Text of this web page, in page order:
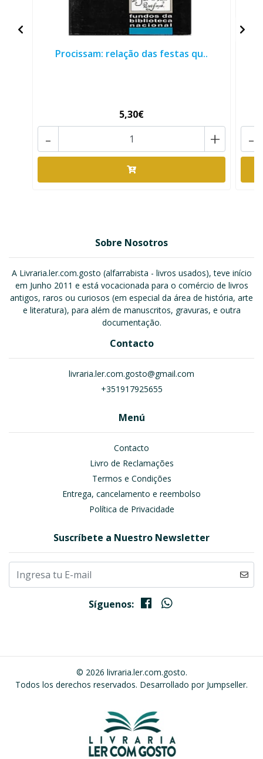
Procissam: relação das festas qu..
5,30€
+
- -
Sobre Nosotros
A Livraria.ler.com.gosto (alfarrabista - livros usados), teve início
em Junho 2011 e está vocacionada para o comércio de livros
antigos, raros ou curiosos (em especial da área de história, arte
e literatura), para além de manuscritos, gravuras, e outra
documentação.
Contacto
livraria.ler.com.gosto@gmail.com
+351917925655
Menú
Contacto
Livro de Reclamações
Termos e Condições
Entrega, cancelamento e reembolso
Política de Privacidade
Suscríbete a Nuestro Newsletter
Síguenos:
© 2026 livraria.ler.com.gosto.
Todos los derechos reservados. Desarrollado por Jumpseller.